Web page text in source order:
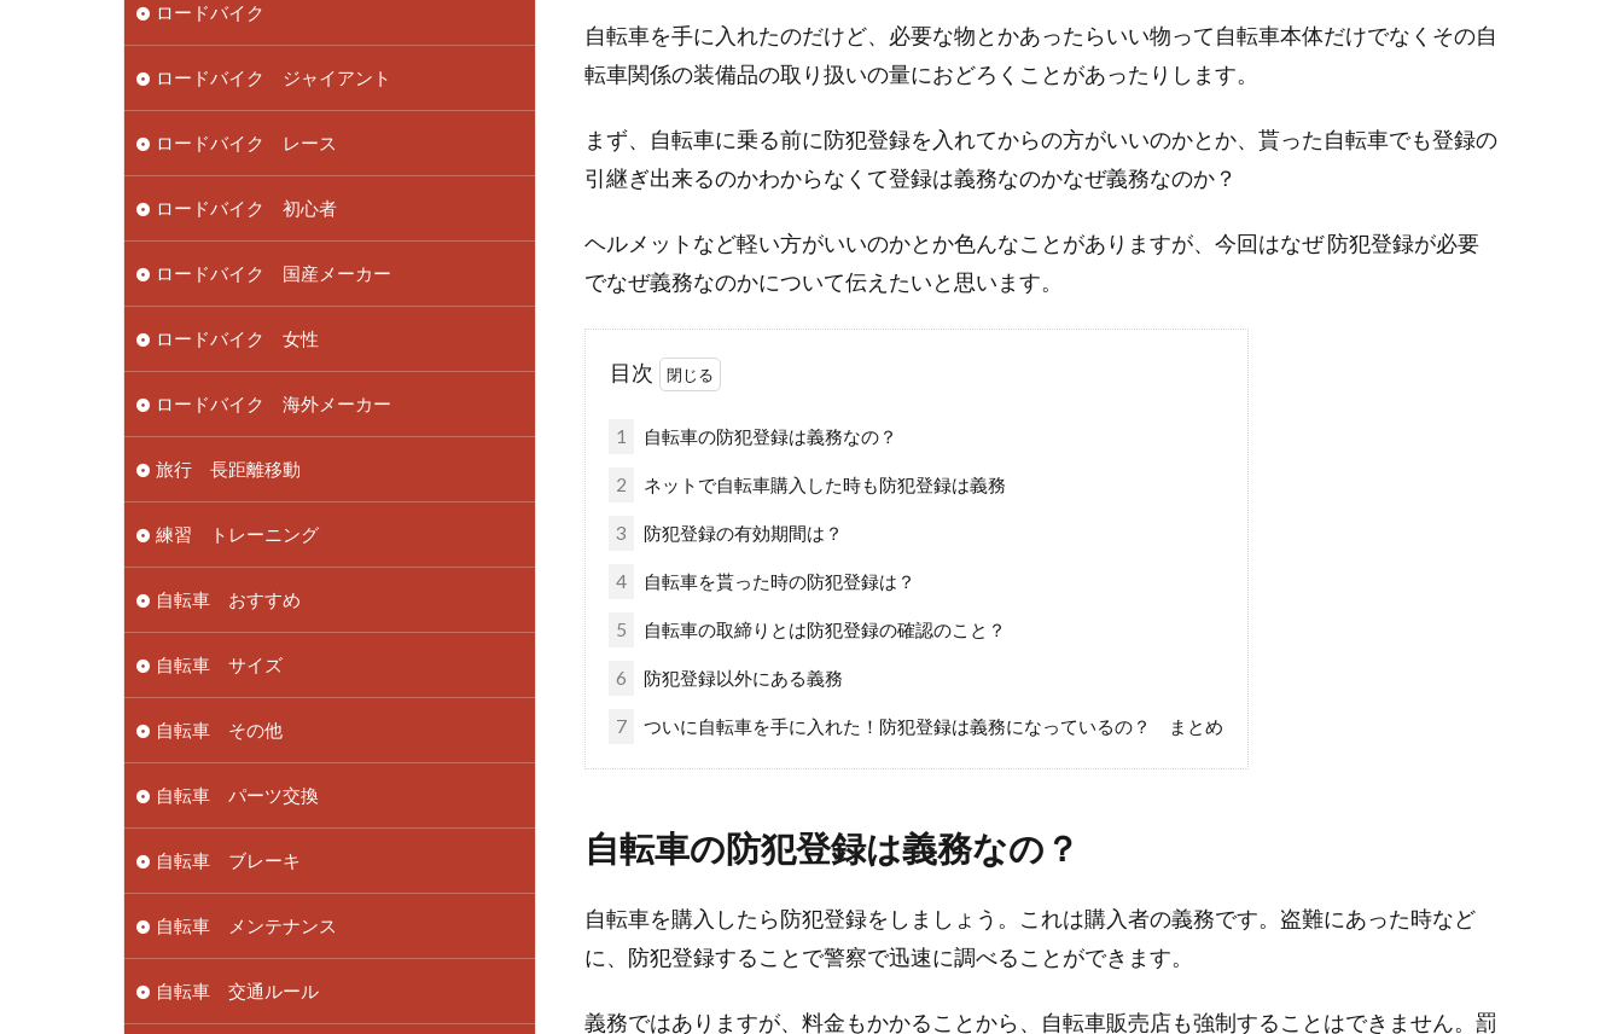
自転車を手に入れたのだけど、必要な物とかあったらいい物って自転車本体だけでなくその自
転車関係の装備品の取り扱いの量におどろくことがあったりします。
まず、自転車に乗る前に防犯登録を入れてからの方がいいのかとか、貰った自転車でも登録の
引継ぎ出来るのかわからなくて登録は義務なのかなぜ義務なのか？
ヘルメットなど軽い方がいいのかとか色んなことがありますが、今回はなぜ 防犯登録が必要
でなぜ義務なのかについて伝えたいと思います。
目次
1 自転車の防犯登録は義務なの？
2 ネットで自転車購入した時も防犯登録は義務
3 防犯登録の有効期間は？
4 自転車を貰った時の防犯登録は？
5 自転車の取締りとは防犯登録の確認のこと？
6 防犯登録以外にある義務
7 ついに自転車を手に入れた！防犯登録は義務になっているの？ まとめ
自転車の防犯登録は義務なの？
自転車を購入したら防犯登録をしましょう。これは購入者の義務です。盗難にあった時など
に、防犯登録することで警察で迅速に調べることができます。
義務ではありますが、料金もかかることから、自転車販売店も強制することはできません。罰
ロードバイク
ロードバイク ジャイアント
ロードバイク レース
ロードバイク 初心者
ロードバイク 国産メーカー
ロードバイク 女性
ロードバイク 海外メーカー
旅行 長距離移動
練習 トレーニング
自転車 おすすめ
自転車 サイズ
自転車 その他
自転車 パーツ交換
自転車 ブレーキ
自転車 メンテナンス
自転車 交通ルール